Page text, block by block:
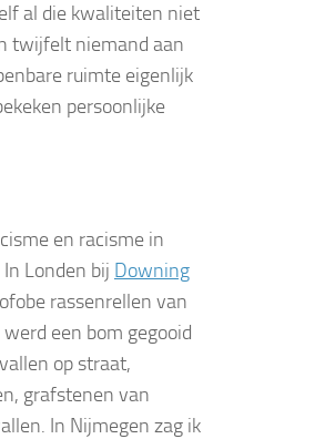
al die kwaliteiten niet
twijfelt niemand aan
ruimte eigenlijk
persoonlijke
en racisme in
Londen bij Downing
rassenrellen van
een bom gegooid
op straat,
grafstenen van
In Nijmegen zag ik